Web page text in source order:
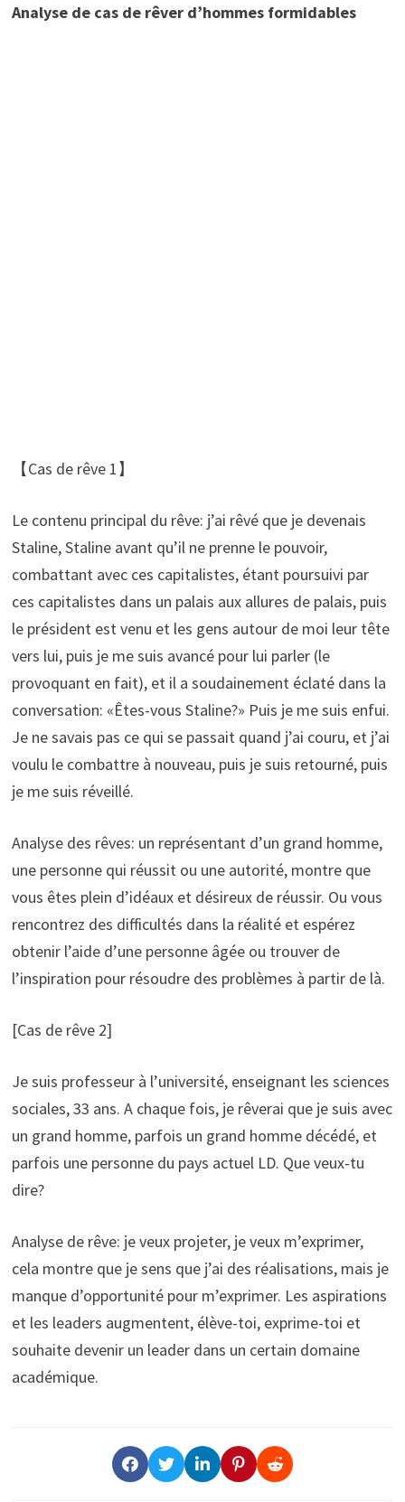
Analyse de cas de rêver d’hommes formidables
【Cas de rêve 1】
Le contenu principal du rêve: j’ai rêvé que je devenais
Staline, Staline avant qu’il ne prenne le pouvoir,
combattant avec ces capitalistes, étant poursuivi par
ces capitalistes dans un palais aux allures de palais, puis
le président est venu et les gens autour de moi leur tête
vers lui, puis je me suis avancé pour lui parler (le
provoquant en fait), et il a soudainement éclaté dans la
conversation: «Êtes-vous Staline?» Puis je me suis enfui.
Je ne savais pas ce qui se passait quand j’ai couru, et j’ai
voulu le combattre à nouveau, puis je suis retourné, puis
je me suis réveillé.
Analyse des rêves: un représentant d’un grand homme,
une personne qui réussit ou une autorité, montre que
vous êtes plein d’idéaux et désireux de réussir. Ou vous
rencontrez des difficultés dans la réalité et espérez
obtenir l’aide d’une personne âgée ou trouver de
l’inspiration pour résoudre des problèmes à partir de là.
[Cas de rêve 2]
Je suis professeur à l’université, enseignant les sciences
sociales, 33 ans. A chaque fois, je rêverai que je suis avec
un grand homme, parfois un grand homme décédé, et
parfois une personne du pays actuel LD. Que veux-tu
dire?
Analyse de rêve: je veux projeter, je veux m’exprimer,
cela montre que je sens que j’ai des réalisations, mais je
manque d’opportunité pour m’exprimer. Les aspirations
et les leaders augmentent, élève-toi, exprime-toi et
souhaite devenir un leader dans un certain domaine
académique.